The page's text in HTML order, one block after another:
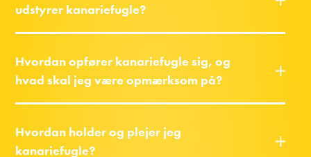
udstyrer kanariefugle?
Hvordan opfører kanariefugle sig, og
hvad skal jeg være opmærksom på?
Hvordan holder og plejer jeg
kanariefugle?